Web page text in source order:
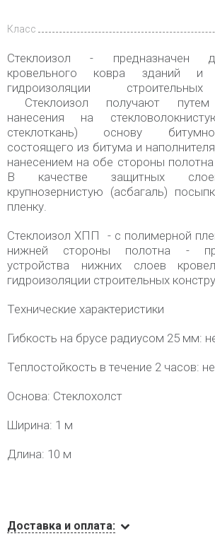
Класс
Cтеклоизол - предназначен
кровельного ковра зданий и
гидроизоляции
Стеклоизол получают путем
нанесения на
стеклоткань) основу
состоящего из битума и
нанесением на обе стороны
В качестве защитных
крупнозернистую (асбагаль)
пленку.
Стеклоизол ХПП
- с полимерной
нижней стороны полотна -
устройства нижних слоев
гидроизоляции строительных
Технические характеристики
Гибкость на брусе радиусом 25 мм:
Теплостойкость в течение 2 часов:
Основа: Стеклохолст
Ширина: 1 м
Длина: 10 м
Доставка и оплата: